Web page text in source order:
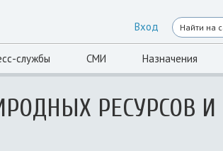
Вход
службы СМИ Назначения
РЕСУРСОВ И